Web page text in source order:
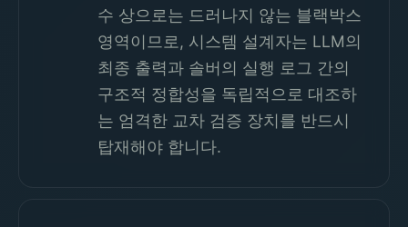
수 상으로는 드러나지 않는 블랙박스
영역이므로, 시스템 설계자는 LLM의
최종 출력과 솔버의 실행 로그 간의
구조적 정합성을 독립적으로 대조하
는 엄격한 교차 검증 장치를 반드시
탑재해야 합니다.